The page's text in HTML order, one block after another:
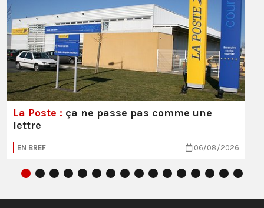
La Poste : ça ne passe pas comme une
lettre
EN BREF 06/08/2026